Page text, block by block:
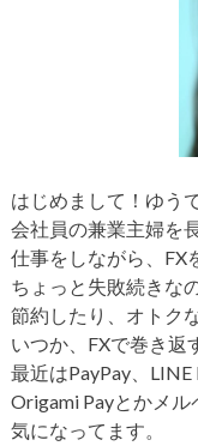
はじめまして！ゆうで
会社員の兼業主婦を
仕事をしながら、FX
ちょっと失敗続きな
節約したり、オトク
いつか、FXで巻き返
最近はPayPay、LINE
Origami Payとかメル
気になってます。